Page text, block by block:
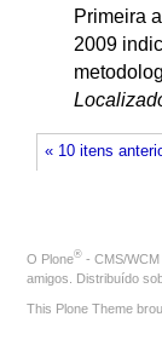
Primeira
2009
« 10 itens
O Plone® - CMS/
amigos. Distribuído
This Plone Theme